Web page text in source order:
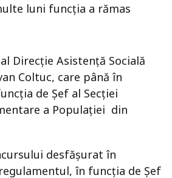
luni funcţia a rămas
Direcţie Asistenţă Socială
Coltuc, care până în
de Şef al Secţiei
a Populaţiei din
desfăşurat în
în funcţia de Şef